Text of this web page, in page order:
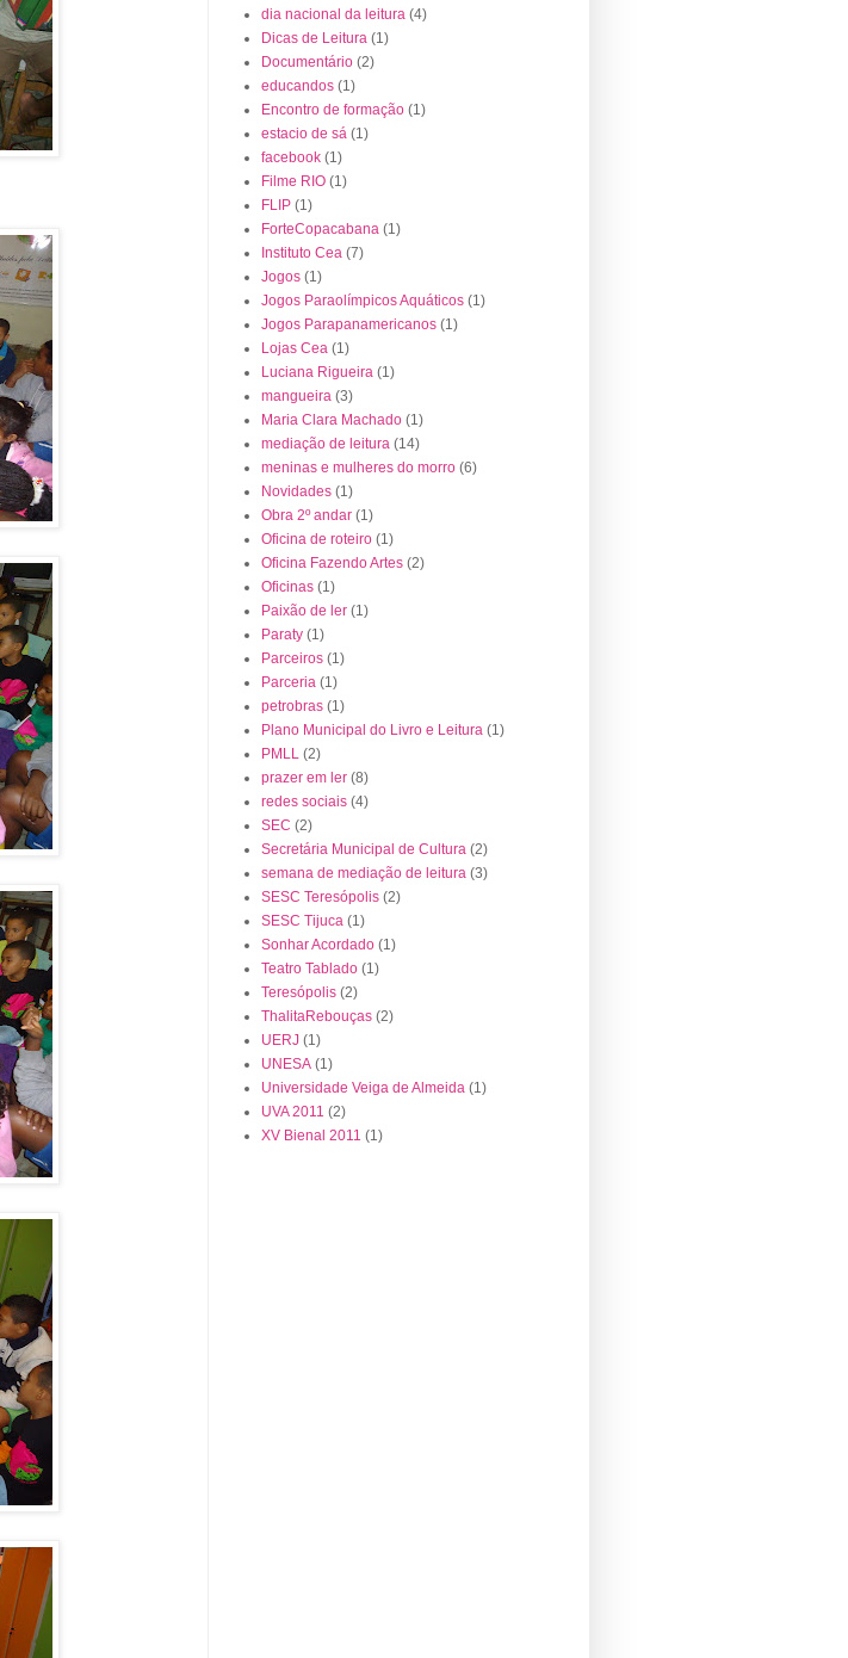
dia nacional da leitura (4)
Dicas de Leitura (1)
Documentário (2)
educandos (1)
Encontro de formação (1)
estacio de sá (1)
facebook (1)
Filme RIO (1)
FLIP (1)
ForteCopacabana (1)
Instituto Cea (7)
Jogos (1)
Jogos Paraolímpicos Aquáticos (1)
Jogos Parapanamericanos (1)
Lojas Cea (1)
Luciana Rigueira (1)
mangueira (3)
Maria Clara Machado (1)
mediação de leitura (14)
meninas e mulheres do morro (6)
Novidades (1)
Obra 2º andar (1)
Oficina de roteiro (1)
Oficina Fazendo Artes (2)
Oficinas (1)
Paixão de ler (1)
Paraty (1)
Parceiros (1)
Parceria (1)
petrobras (1)
Plano Municipal do Livro e Leitura (1)
PMLL (2)
prazer em ler (8)
redes sociais (4)
SEC (2)
Secretária Municipal de Cultura (2)
semana de mediação de leitura (3)
SESC Teresópolis (2)
SESC Tijuca (1)
Sonhar Acordado (1)
Teatro Tablado (1)
Teresópolis (2)
ThalitaRebouças (2)
UERJ (1)
UNESA (1)
Universidade Veiga de Almeida (1)
UVA 2011 (2)
XV Bienal 2011 (1)